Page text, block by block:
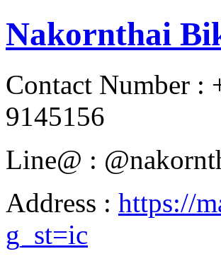
Nakornthai
Contact Number :
9145156
Line@ :
Address : https://
g_st=ic